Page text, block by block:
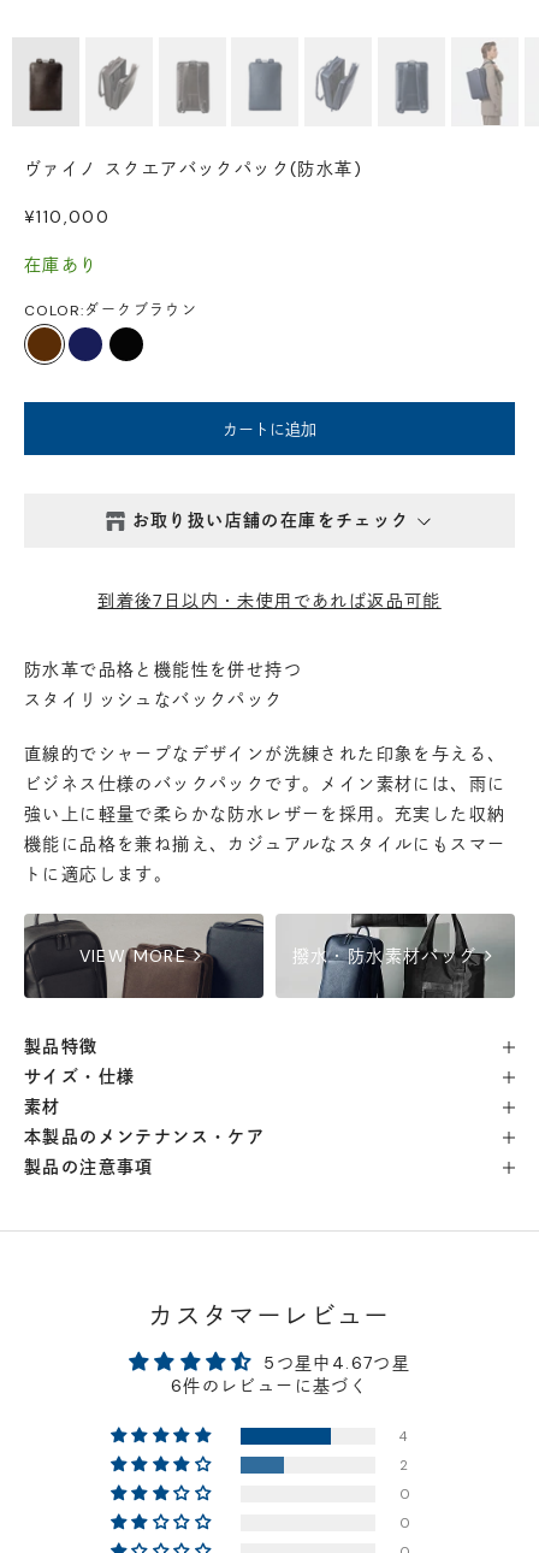
ヴァイノ スクエアバックパック(防水革)
セール価格
¥110,000
在庫あり
COLOR:ダークブラウン
ダークブラウン
ダークネイビー
ブラック
カートに追加
お取り扱い店舗の在庫をチェック
丸の内店 - 在庫 -△
渋谷店- 在庫 -△
六本木店- 在庫 -△
日本橋店- 在庫 -△
自由が丘店 - 在庫 -
横浜店
軽井澤工房店 - 在庫 -×
- 在庫 -△
店舗に在庫がある場合、お支払金額が合計300,000
到着後7日以内・未使用であれば返品可能
防水革で品格と機能性を併せ持つ
スタイリッシュなバックパック
直線的でシャープなデザインが洗練された印象を与える、
ビジネス仕様のバックパックです。メイン素材には、雨に
強い上に軽量で柔らかな防水レザーを採用。充実した収納
機能に品格を兼ね揃え、カジュアルなスタイルにもスマー
トに適応します。
VIEW MOREchevron_right 撥水・防水素材バッグchevron_right
製品特徴
サイズ・仕様
素材
本製品のメンテナンス・ケア
製品の注意事項
カスタマーレビュー
5つ星中4.67つ星
6件のレビューに基づく
4
2
0
0